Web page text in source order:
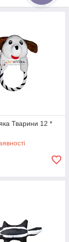
Тварини 12 *